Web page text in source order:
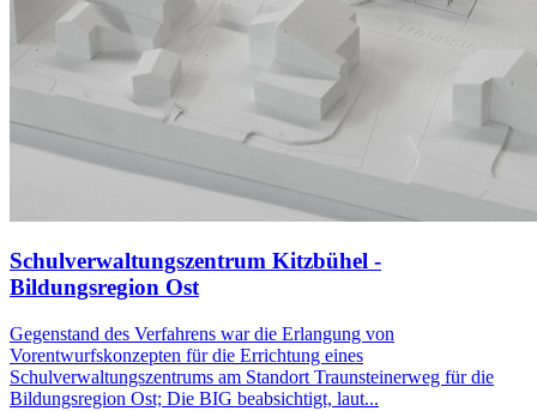
Schulverwaltungszentrum Kitzbühel -
Bildungsregion Ost
Gegenstand des Verfahrens war die Erlangung von
Vorentwurfskonzepten für die Errichtung eines
Schulverwaltungszentrums am Standort Traunsteinerweg für die
Bildungsregion Ost; Die BIG beabsichtigt, laut...